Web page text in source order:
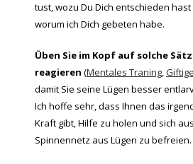
tust, wozu Du Dich entschieden
worum ich Dich gebeten habe.
Üben Sie im Kopf auf solche
reagieren (Mentales Traning,
damit Sie seine Lügen besser
Ich hoffe sehr, dass Ihnen das
Kraft gibt, Hilfe zu holen und sich
Spinnennetz aus Lügen zu befreien.